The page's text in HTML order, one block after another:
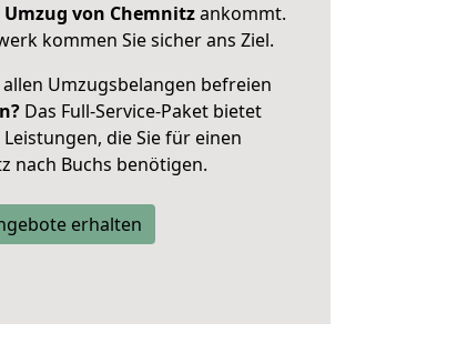
von Chemnitzankommt.
kommen Sie sicher ans Ziel.
Umzugsbelangen befreien
Das Full-Service-Paket bietet
die Sie für einen
nach Buchs benötigen.
erhalten